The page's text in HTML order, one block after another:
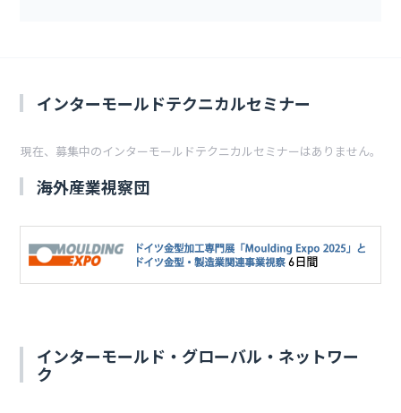
インターモールドテクニカルセミナー
現在、募集中のインターモールドテクニカルセミナーはありません。
海外産業視察団
インターモールド・グローバル・ネットワー
ク